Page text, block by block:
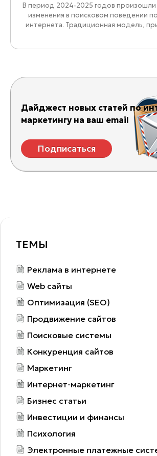
В период 2024-2025 годов произошли
изменения в поисковом поведении
интернета. Традиционная модель,
Дайджест новых статей по
маркетингу на ваш email
Подписаться
ТЕМЫ
Реклама в интернете
Web сайты
Оптимизация (SEO)
Продвижение сайтов
Поисковые системы
Конкуренция сайтов
Маркетинг
Интернет-маркетинг
Бизнес статьи
Инвестиции и финансы
Психология
Электронные платежные